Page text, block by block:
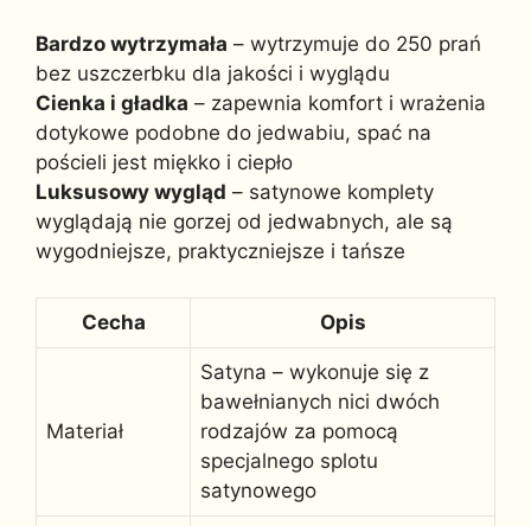
Bardzo wytrzymała – wytrzymuje do 250 prań
bez uszczerbku dla jakości i wyglądu
Cienka i gładka – zapewnia komfort i wrażenia
dotykowe podobne do jedwabiu, spać na
pościeli jest miękko i ciepło
Luksusowy wygląd – satynowe komplety
wyglądają nie gorzej od jedwabnych, ale są
wygodniejsze, praktyczniejsze i tańsze
Cecha Opis
Materiał
Satyna – wykonuje się z
bawełnianych nici dwóch
rodzajów za pomocą
specjalnego splotu
satynowego